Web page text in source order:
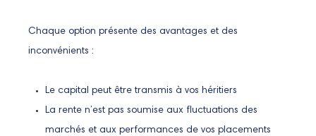
Chaque option présente des avantages et des
inconvénients :
Le capital peut être transmis à vos héritiers
La rente n’est pas soumise aux fluctuations des
marchés et aux performances de vos placements